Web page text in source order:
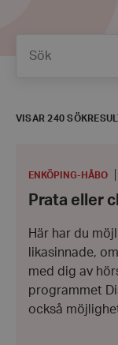
VISAR 240
chatta
likasinnade
PLATS:
ENKÖPING-HÅBO
Prata eller
Här har du
likasinnade,
med dig av
programmet
också